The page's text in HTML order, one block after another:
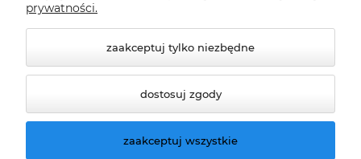
prywatności.
zaakceptuj tylko niezbędne
dostosuj zgody
zaakceptuj wszystkie